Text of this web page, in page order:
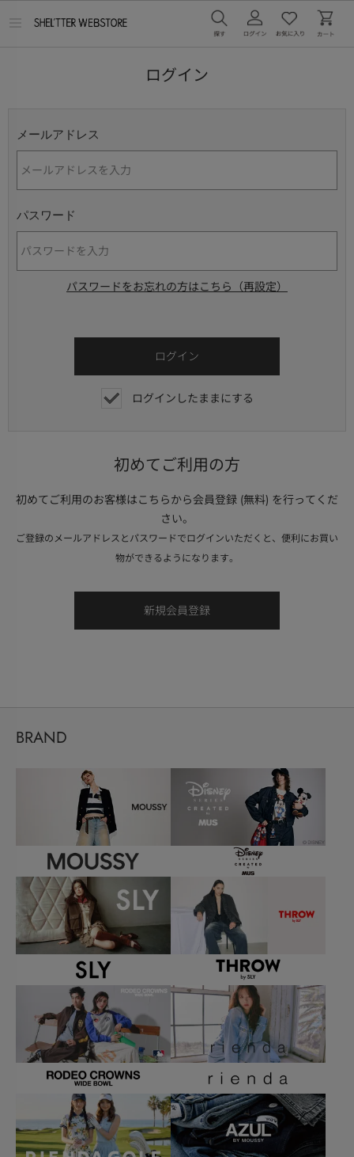
ログイン
メールアドレス
パスワード
パスワードをお忘れの方はこちら（再設定）
ログインしたままにする
初めてご利用の方
初めてご利用のお客様はこちらから会員登録 (無料) を行ってくだ
さい。
ご登録のメールアドレスとパスワードでログインいただくと、便利にお買い
物ができるようになります。
BRAND